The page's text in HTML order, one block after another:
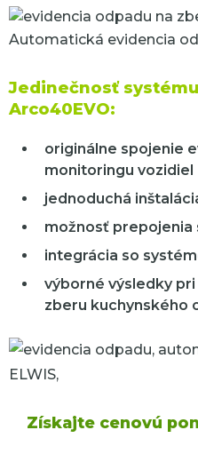
Automatická evidencia
Jedinečnosťsysté
Arco40EVO:
originálne spojenie
monitoringu vozidiel
jednoduchá
možnosť prepojenia
integrácia so
výborné výsledky
zberu kuchynského
Získajte cenovú